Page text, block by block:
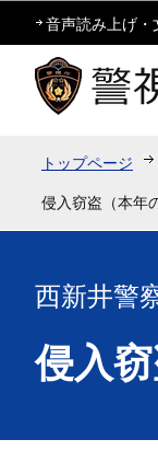
音声読み上げ・
トップページ
侵入窃盗（本年
西新井警
侵入